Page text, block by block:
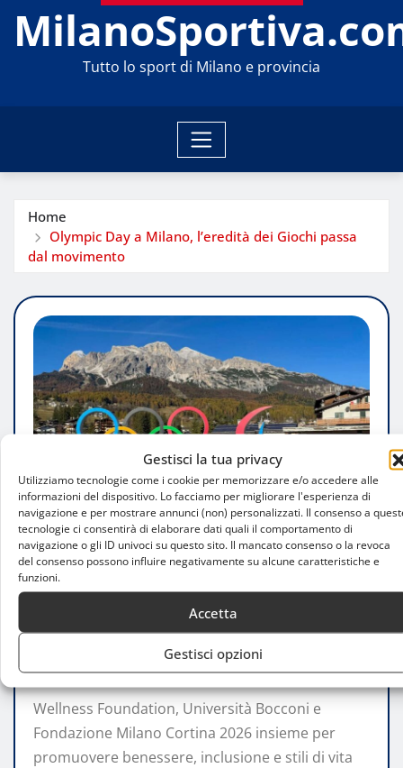
Gestisci la tua privacy
Utilizziamo tecnologie come i cookie per memorizzare e/o accedere alle
informazioni del dispositivo. Lo facciamo per migliorare l'esperienza di
navigazione e per mostrare annunci (non) personalizzati. Il consenso a
tecnologie ci consentirà di elaborare dati quali il comportamento di
navigazione o gli ID univoci su questo sito. Il mancato consenso o la revoca
del consenso possono influire negativamente su alcune caratteristiche e
funzioni.
Accetta
Gestisci opzioni
Tutto lo sport di Milano e provincia
Home
Olympic Day a Milano, l’eredità dei Giochi passa
dal movimento
ATTUALITÀ
Olympic Day a Milano, l’eredità dei
Giochi passa dal movimento
Emma Citterio Giu 30, 2026 0
Wellness Foundation, Università Bocconi e
Fondazione Milano Cortina 2026 insieme per
promuovere benessere, inclusione e stili di vita